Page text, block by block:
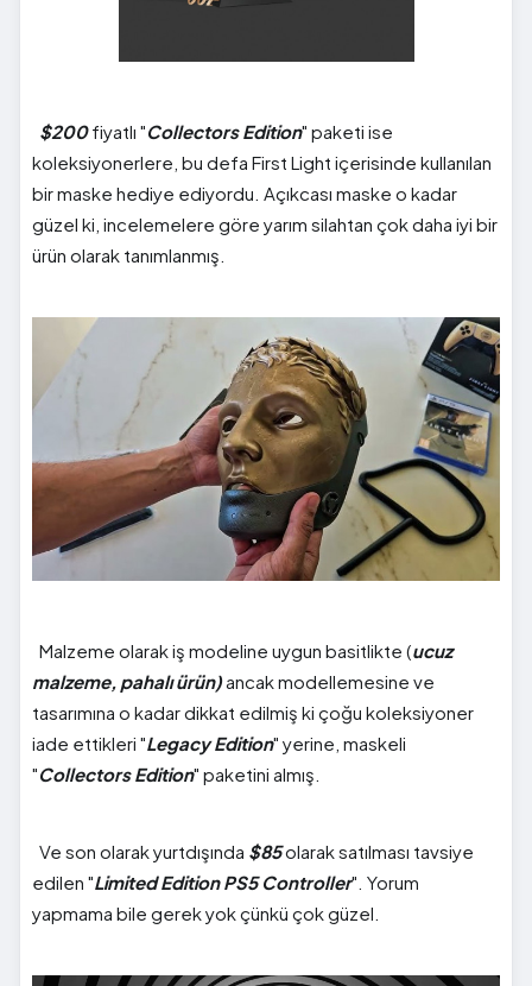
$200fiyatlı "Collectors Edition" paketi ise
koleksiyonerlere, bu defa First Light içerisinde kullanılan
bir maske hediye ediyordu. Açıkcası maske o kadar
güzel ki, incelemelere göre yarım silahtan çok daha iyi bir
ürün olarak tanımlanmış.
Malzeme olarak iş modeline uygun basitlikte (ucuz
malzeme, pahalı ürün)ancak modellemesine ve
tasarımına o kadar dikkat edilmiş ki çoğu koleksiyoner
iade ettikleri "Legacy Edition" yerine, maskeli
"Collectors Edition" paketini almış.
Ve son olarak yurtdışında $85olarak satılması tavsiye
edilen "Limited Edition PS5 Controller". Yorum
yapmama bile gerek yok çünkü çok güzel.